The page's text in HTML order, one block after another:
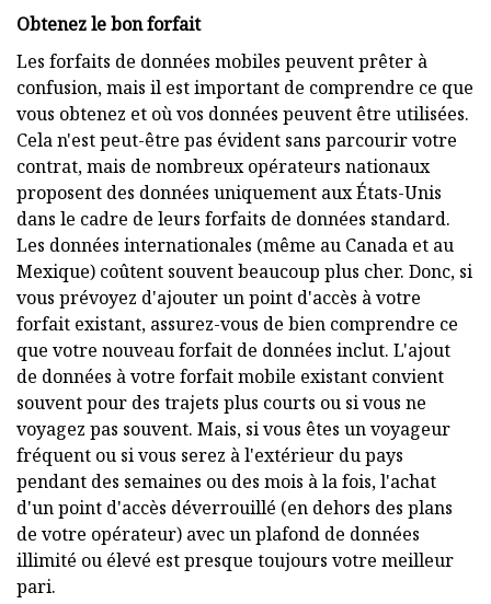
Obtenez le bon forfait
Les forfaits de données mobiles peuvent prêter à
confusion, mais il est important de comprendre ce que
vous obtenez et où vos données peuvent être utilisées.
Cela n'est peut-être pas évident sans parcourir votre
contrat, mais de nombreux opérateurs nationaux
proposent des données uniquement aux États-Unis
dans le cadre de leurs forfaits de données standard.
Les données internationales (même au Canada et au
Mexique) coûtent souvent beaucoup plus cher. Donc, si
vous prévoyez d'ajouter un point d'accès à votre
forfait existant, assurez-vous de bien comprendre ce
que votre nouveau forfait de données inclut. L'ajout
de données à votre forfait mobile existant convient
souvent pour des trajets plus courts ou si vous ne
voyagez pas souvent. Mais, si vous êtes un voyageur
fréquent ou si vous serez à l'extérieur du pays
pendant des semaines ou des mois à la fois, l'achat
d'un point d'accès déverrouillé (en dehors des plans
de votre opérateur) avec un plafond de données
illimité ou élevé est presque toujours votre meilleur
pari.